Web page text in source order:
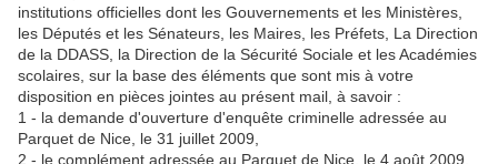
institutions officielles dont les Gouvernements et les Ministères,
les Députés et les Sénateurs, les Maires, les Préfets, La Direction
de la DDASS, la Direction de la Sécurité Sociale et les Académies
scolaires, sur la base des éléments que sont mis à votre
disposition en pièces jointes au présent mail, à savoir :
1 - la demande d'ouverture d'enquête criminelle adressée au
Parquet de Nice, le 31 juillet 2009,
2 - le complément adressée au Parquet de Nice, le 4 août 2009,